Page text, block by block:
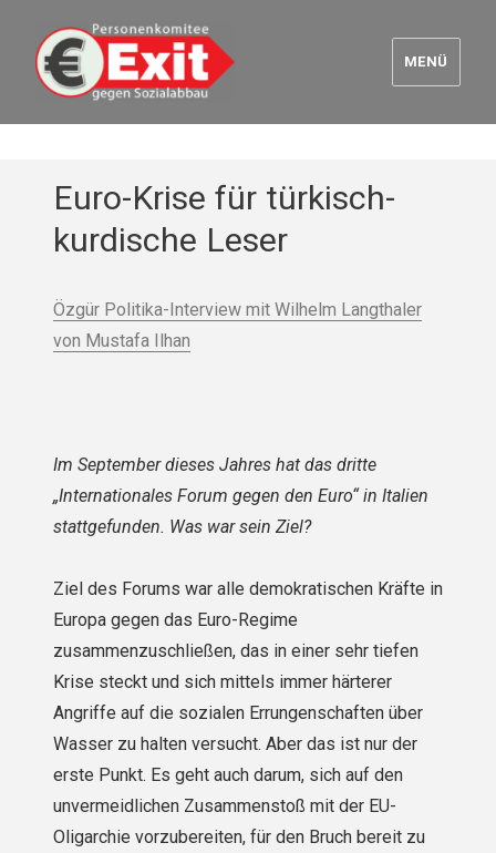
Euro Exit
MENÜ
Euro-Krise für türkisch-
kurdische Leser
Özgür Politika-Interview mit Wilhelm Langthaler
von Mustafa Ilhan
Im September dieses Jahres hat das dritte
„Internationales Forum gegen den Euro“ in Italien
stattgefunden. Was war sein Ziel?
Ziel des Forums war alle demokratischen Kräfte in
Europa gegen das Euro-Regime
zusammenzuschließen, das in einer sehr tiefen
Krise steckt und sich mittels immer härterer
Angriffe auf die sozialen Errungenschaften über
Wasser zu halten versucht. Aber das ist nur der
erste Punkt. Es geht auch darum, sich auf den
unvermeidlichen Zusammenstoß mit der EU-
Oligarchie vorzubereiten, für den Bruch bereit zu